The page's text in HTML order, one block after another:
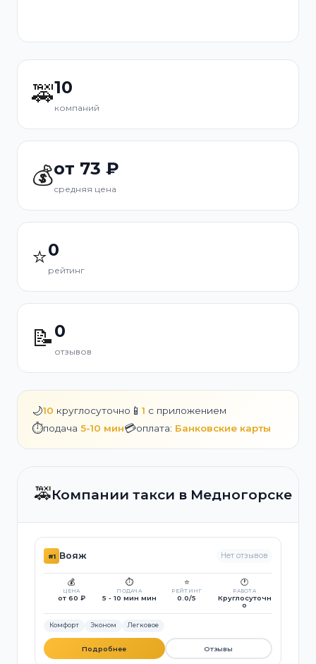
🚕10
компаний
💰от 73 ₽
средняя цена
⭐0
рейтинг
📝0
отзывов
🌙10 круглосуточно 📱 1 с приложением
⏱️подача 5-10 мин💳оплата: Банковские карты
🚕Компании такси в Медногорске
#1 Вояж Нет отзывов
💰
ЦЕНА
от 60 ₽
⏱️
ПОДАЧА
5 - 10 мин мин
⭐
РЕЙТИНГ
0.0/5
🕐
РАБОТА
Круглосуточн
о
Комфорт Эконом Легковое
Подробнее Отзывы